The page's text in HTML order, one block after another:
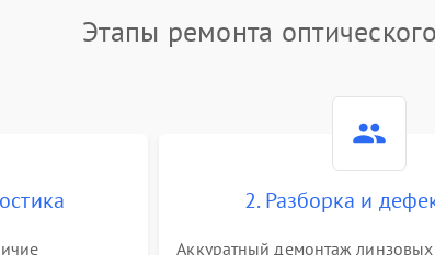
перенапряжения
60 мин
Неисправность системы защиты от
Неисправность системы защиты от
Этапы ремонта
2. Разборка и
Аккуратный демонтаж